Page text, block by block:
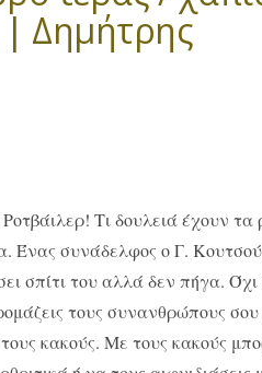
| Δημήτρης
Tι δουλειά έχουν τα
Ένας συνάδελφος ο Γ.
σπίτι του αλλά δεν πήγα.
τους συνανθρώπους σου
κακούς. Με τους κακούς